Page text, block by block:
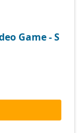
Game - S